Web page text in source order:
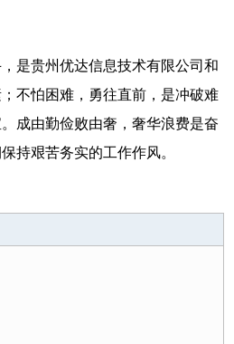
是贵州优达信息技术有限公司和
不怕困难，勇往直前，是冲破难
成由勤俭败由奢，奢华浪费是奋
持艰苦务实的工作作风。